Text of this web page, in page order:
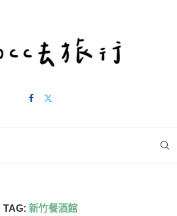
TAG: 新竹餐酒館